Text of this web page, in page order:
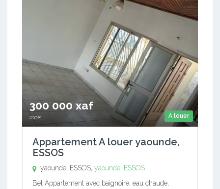
A louer
300 000 xaf
mois
Appartement A louer yaounde,
ESSOS
yaounde, ESSOS, yaounde, ESSOS
Bel Appartement avec baignoire, eau chaude,